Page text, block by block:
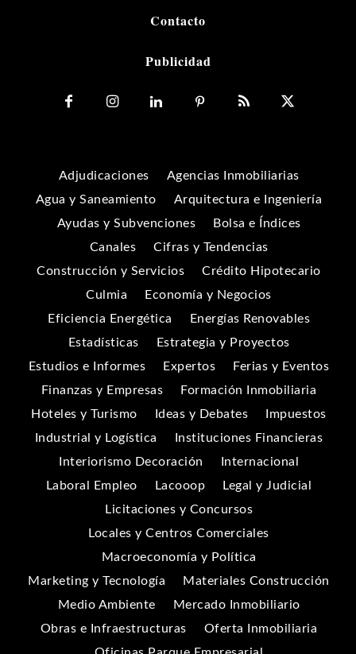
Contacto
Publicidad
Adjudicaciones
Agencias Inmobiliarias
Agua y Saneamiento
Arquitectura e Ingeniería
Ayudas y Subvenciones
Bolsa e Índices
Canales
Cifras y Tendencias
Construcción y Servicios
Crédito Hipotecario
Culmia
Economía y Negocios
Eficiencia Energética
Energías Renovables
Estadísticas
Estrategia y Proyectos
Estudios e Informes
Expertos
Ferias y Eventos
Finanzas y Empresas
Formación Inmobiliaria
Hoteles y Turismo
Ideas y Debates
Impuestos
Industrial y Logística
Instituciones Financieras
Interiorismo Decoración
Internacional
Laboral Empleo
Lacooop
Legal y Judicial
Licitaciones y Concursos
Locales y Centros Comerciales
Macroeconomía y Política
Marketing y Tecnología
Materiales Construcción
Medio Ambiente
Mercado Inmobiliario
Obras e Infraestructuras
Oferta Inmobiliaria